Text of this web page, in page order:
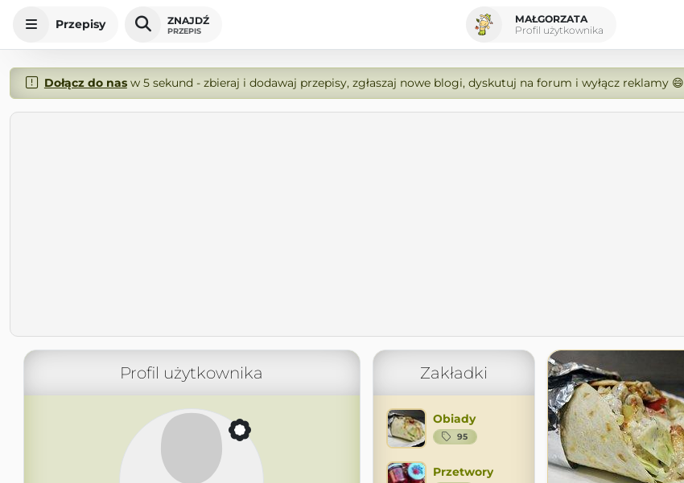
Przepisy ZNAJDŹ
PRZEPIS
MAŁGORZATA
Profil użytkownika
Dołącz do nasw 5 sekund - zbieraj i dodawaj przepisy, zgłaszaj nowe blogi, dyskutuj na forum i wyłącz reklamy 😄
Profil użytkownika Zakładki
Obiady
95
Przetwory